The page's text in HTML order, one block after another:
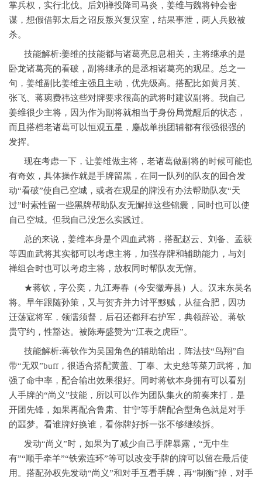
掌兵权，实行北伐。后刘禅投降司马炎，姜维与魏将钟会密
谋，想假借郭太后之诏反叛兴复汉室，结果事泄，两人兵败被
杀。
技能解析:姜维的技能都与诸葛亮息息相关，主将继承的是
卧龙诸葛亮的看破，副将继承的是丞相诸葛亮的观星。总之一
句，姜维副比姜维主强且主动，优先级高。搭配比如黄月英、
张飞、蒋琬费祎这些对牌要求很高的武将时建议副将。我自己
姜维很少主将，因为作为副将就相当于身份局觉醒后的状态，
而且搭档老诸葛可以恒观五星，鏖战单挑团辅都有很强很强的
发挥。
现在考虑一下，让姜维做主将，老诸葛做副将的时候可能也
有奇效，具体操作就是手牌留黑，在同一队列的队友的回合发
动“看破”使自己空城，或者在观星的牌没有办法帮助队友“天
过”时索性留一些黑牌帮助队友无懈掉这些锦囊，同时也可以使
自己空城。但我自己没怎么实践过。
总的来说，姜维本身是个四血武将，搭配赵云、刘备、孟获
等四血武将其实都可以考虑主将，加强存牌和辅助能力，与刘
禅组合时也可以考虑主将，放权同时帮队友无懈。
★蒋钦，字公奕，九江寿春（今安徽寿县）人。汉末东吴名
将。早年跟随孙策，又与贺齐并力讨平黟贼，从征合肥，因功
迁荡寇将军，领濡须督，后召还都拜右护军，典领辞讼。蒋钦
贵守约，性豁达。被陈寿盛赞为“江表之虎臣”。
技能解析:蒋钦作为吴国角色的辅助输出，阵法技“鸟翔”自
带“无双”buff，很适合搭配黄盖、丁奉、太史慈等菜刀武将，加
强了命中率，配合输出效果很好。同时蒋钦本身拥有可以看别
人手牌的“尚义”技能，所以可以作为团队集火的前奏来打，是
开团先锋，如果再配合鲁肃、甘宁等手牌配合型角色就是对手
的噩梦。看谁牌好换谁，看你牌好拆一张不够继续拆。
发动“尚义”时，如果为了减少自己手牌暴露，“无中生
有”“顺手牵羊”“铁索连环”等可以改变手牌的牌可以留在最后使
用。搭配孙权先发动“尚义”和对手互看手牌，再“制衡”掉，对手